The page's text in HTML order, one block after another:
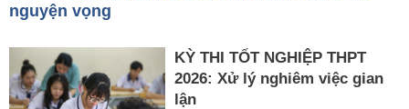
nguyện vọng
KỲ THI TỐT NGHIỆP THPT
2026: Xử lý nghiêm việc gian
lận